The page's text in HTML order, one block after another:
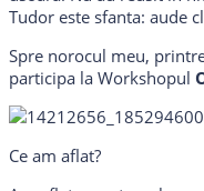
Tudor este sfanta: aude
Spre norocul meu,
participa la Workshopul
Ce am aflat?